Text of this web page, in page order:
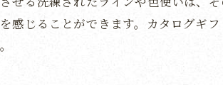
物に反映する
ではの上質なアイテムの魅力
じることができます。カタログギフ